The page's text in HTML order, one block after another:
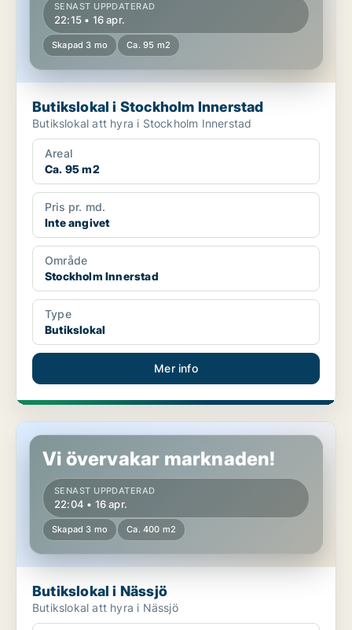
SENAST UPPDATERAD
22:15 • 16 apr.
Skapad 3 mo Ca. 95 m2
Butikslokal i Stockholm Innerstad
Butikslokal att hyra i Stockholm Innerstad
Areal
Ca. 95 m2
Pris pr. md.
Inte angivet
Område
Stockholm Innerstad
Type
Butikslokal
Mer info
Butikslokal i Nässjö
Vi övervakar marknaden!
SENAST UPPDATERAD
22:04 • 16 apr.
Skapad 3 mo Ca. 400 m2
Butikslokal i Nässjö
Butikslokal att hyra i Nässjö